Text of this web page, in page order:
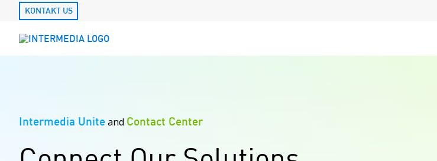
KONTAKT US
Intermedia Uniteand Contact Center